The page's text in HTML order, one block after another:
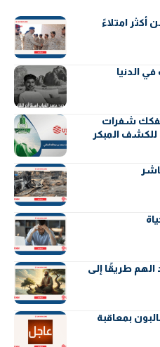
امتلاءً
الدنيا
تفكك شفرات
للكشف المبكر
طريقًا إلى
بمعاقبة